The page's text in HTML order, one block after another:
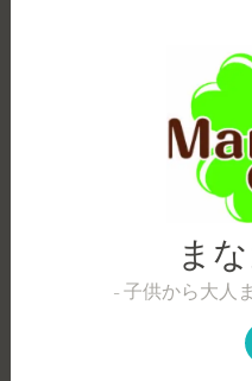
ま
子供から大人